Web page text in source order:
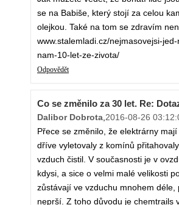
se na Babiše, který stojí za celou
olejkou. Také na tom se zdravím
www.stalemladi.cz/nejmasovejsi-
nam-10-let-ze-zivota/
Odpovědět
Co se změnilo za 30 let. Re:
Dalibor Dobrota,2016-08-26
Přece se změnilo, že elektrárny
dříve vyletovaly z komínů
vzduch čistil. V současnosti je v
kdysi, a sice o velmi malé velikosti
zůstávají ve vzduchu mnohem déle,
neprší. Z toho důvodu je chemtrails